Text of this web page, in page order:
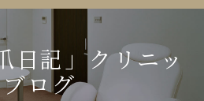
日記」クリニッ
ログ